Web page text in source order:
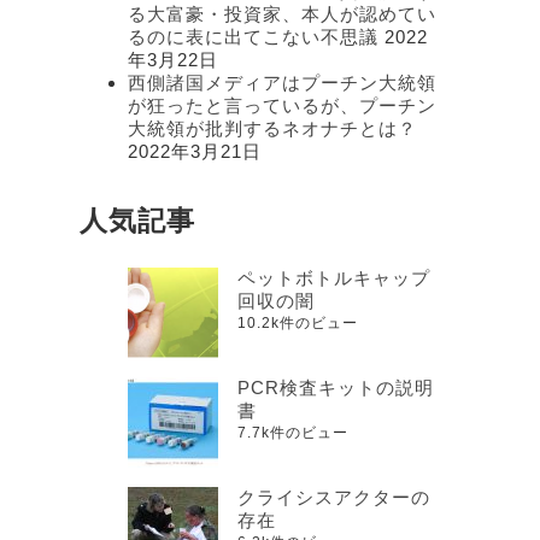
る大富豪・投資家、本人が認めてい
るのに表に出てこない不思議 2022
年3月22日
西側諸国メディアはプーチン大統領
が狂ったと言っているが、プーチン
大統領が批判するネオナチとは？
2022年3月21日
人気記事
ペットボトルキャップ
回収の闇
10.2k件のビュー
PCR検査キットの説明
書
7.7k件のビュー
クライシスアクターの
存在